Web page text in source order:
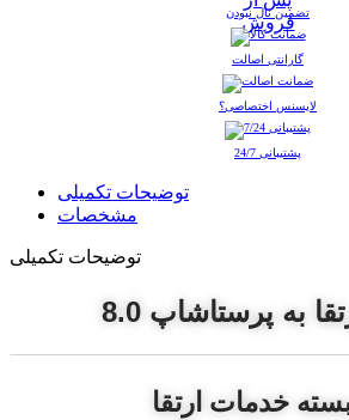
تضمین نال نبودن
گارانتی اصالت
لایسنس اختصاصی؟
پشتیبانی 24/7
توضیحات تکمیلی
مشخصات
توضیحات تکمیلی
به پرستاشاپ 8.0
خدمات ارتقا